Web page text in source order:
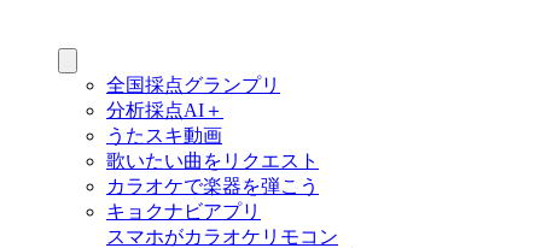
全国採点グランプリ
分析採点AI＋
うたスキ動画
歌いたい曲をリクエスト
カラオケで楽器を弾こう
キョクナビアプリ
スマホがカラオケリモコン